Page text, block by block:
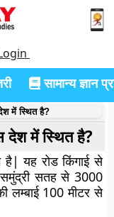
सामान्य ज्ञान
में स्थित है?
देश में स्थित है?
है| यह रोड किंगाई से
समुंद्री सतह से 3000
लम्बाई 100 मीटर से